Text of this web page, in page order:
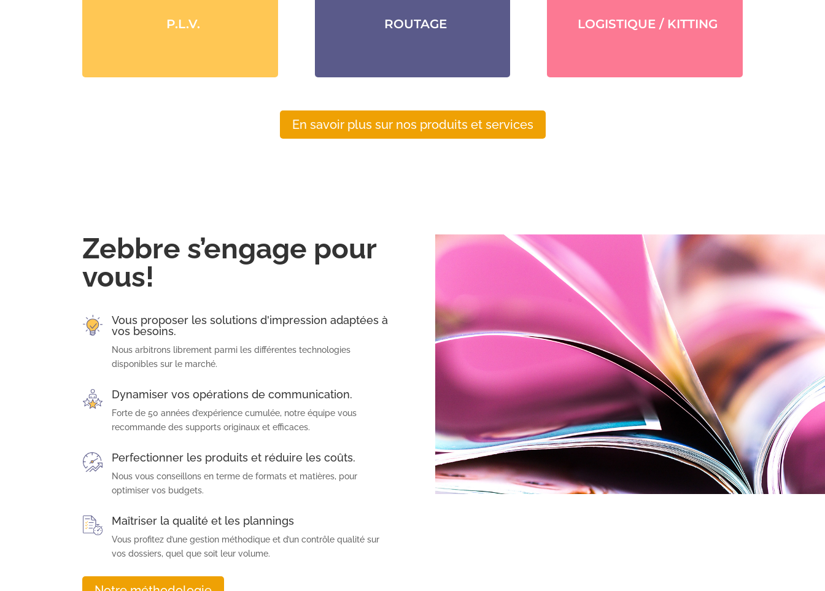
P.L.V. ROUTAGE LOGISTIQUE / KITTING
En savoir plus sur nos produits et services
Zebbre s’engage pour
vous!
Vous proposer les solutions d'impression adaptées à
vos besoins.
Nous arbitrons librement parmi les différentes technologies
disponibles sur le marché.
Dynamiser vos opérations de communication.
Forte de 50 années d’expérience cumulée, notre équipe vous
recommande des supports originaux et efficaces.
Perfectionner les produits et réduire les coûts.
Nous vous conseillons en terme de formats et matières, pour
optimiser vos budgets.
Maîtriser la qualité et les plannings
Vous profitez d’une gestion méthodique et d’un contrôle qualité sur
vos dossiers, quel que soit leur volume.